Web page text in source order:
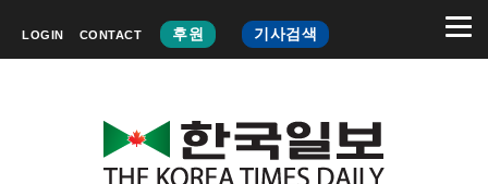
LOGIN CONTACT 후원 기사검색